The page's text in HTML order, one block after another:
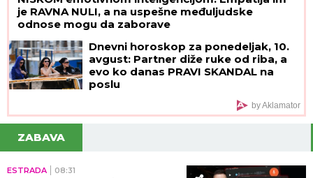
je RAVNA NULI, a na uspešne međuljudske
odnose mogu da zaborave
Dnevni horoskop za ponedeljak, 10.
avgust: Partner diže ruke od riba, a
evo ko danas PRAVI SKANDAL na
poslu
by Aklamator
ZABAVA
ESTRADA 08:31